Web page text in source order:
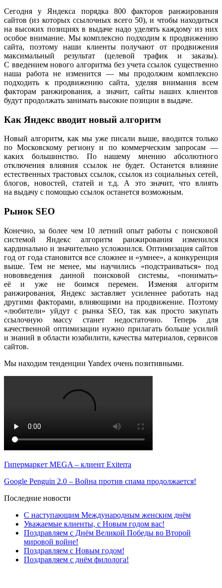
Сегодня у Яндекса порядка 800 факторов ранжирования
сайтов (из которых ссылочных всего 50), и чтобы находиться
на высоких позициях в выдаче надо уделять каждому из них
особое внимание. Мы комплексно подходим к продвижению
сайта, поэтому наши клиенты получают от продвижения
максимальный результат (целевой трафик и заказы).
С введением нового алгоритма без учета ссылок существенно
наша работа не изменится — мы продолжим комплексно
подходить к продвижению сайта, уделяя внимания всем
факторам ранжирования, а значит, сайты наших клиентов
будут продолжать занимать высокие позиции в выдаче.
Как Яндекс вводит новый алгоритм
Новый алгоритм, как мы уже писали выше, вводится только
по Московскому региону и по коммерческим запросам —
каких большинство. По нашему мнению абсолютного
отключения влияния ссылок не будет. Останется влияние
естественных трастовых ссылок, ссылок из социальных сетей,
блогов, новостей, статей и т.д. А это значит, что влиять
на выдачу с помощью ссылок останется возможным.
Рынок SEO
Конечно, за более чем 10 летний опыт работы с поисковой
системой Яндекс алгоритм ранжирования изменился
кардинально и значительно усложнился. Оптимизация сайтов
год от года становится все сложнее и «умнее», а конкуренция
выше. Тем не менее, мы научились «подстраиваться» под
нововведения данной поисковой системы, «понимать»
её и уже не боимся перемен. Изменяя алгоритм
ранжирования, Яндекс заставляет усиленнее работать над
другими факторами, влияющими на продвижение. Поэтому
«любители» уйдут с рынка SEO, так как просто закупать
ссылочную массу станет недостаточно. Теперь для
качественной оптимизации нужно прилагать больше усилий
и знаний в области юзабилити, качества материалов, сервисов
сайтов.
Мы находим тенденции Yandex очень позитивными.
Гипермаркет MEGA – клиент Exiterra
Google Penguin 2.0 – Война против спама продолжается!
Последние новости
С наступающим Международным женским днём
Уважаемые клиенты, с Новым годом вас!
Поздравляем с Днём Великой Победы во Второй
мировой войне!
Поздравляем с Новым годом!
Поздравляем с днём филолога!